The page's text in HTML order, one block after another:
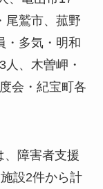
尾鷲市、菰野
・多気・明和
、木曽岬・
会・紀宝町各
障害者支援
設2件から計